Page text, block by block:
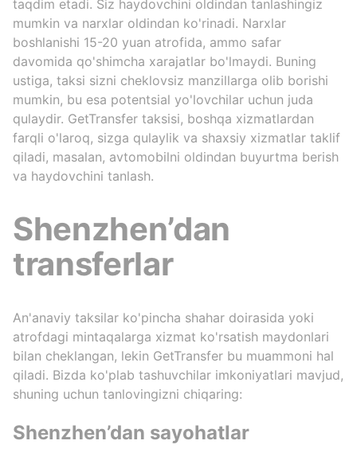
taqdim etadi. Siz haydovchini oldindan tanlashingiz
mumkin va narxlar oldindan ko'rinadi. Narxlar
boshlanishi 15-20 yuan atrofida, ammo safar
davomida qo'shimcha xarajatlar bo'lmaydi. Buning
ustiga, taksi sizni cheklovsiz manzillarga olib borishi
mumkin, bu esa potentsial yo'lovchilar uchun juda
qulaydir. GetTransfer taksisi, boshqa xizmatlardan
farqli o'laroq, sizga qulaylik va shaxsiy xizmatlar taklif
qiladi, masalan, avtomobilni oldindan buyurtma berish
va haydovchini tanlash.
Shenzhen’dan
transferlar
An'anaviy taksilar ko'pincha shahar doirasida yoki
atrofdagi mintaqalarga xizmat ko'rsatish maydonlari
bilan cheklangan, lekin GetTransfer bu muammoni hal
qiladi. Bizda ko'plab tashuvchilar imkoniyatlari mavjud,
shuning uchun tanlovingizni chiqaring:
Shenzhen’dan sayohatlar